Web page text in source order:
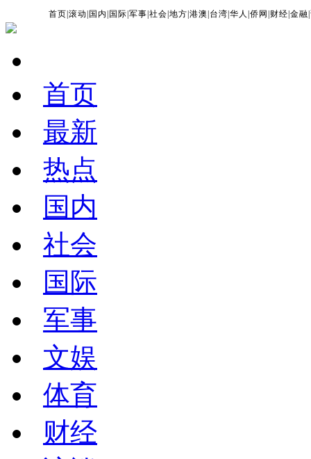
首页 |滚动 国内 国际 |军事 |社会 |地方 |港澳 台湾 |华人 |侨网 财经 |金融 |
首页
最新
热点
国内
社会
国际
军事
文娱
体育
财经